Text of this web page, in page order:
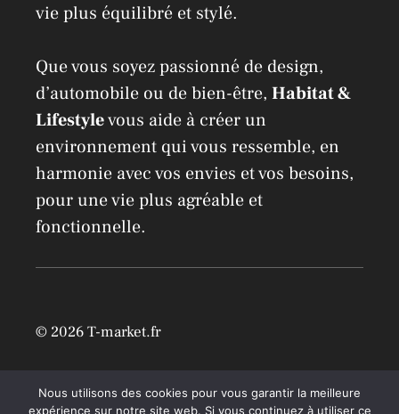
vie plus équilibré et stylé.
Que vous soyez passionné de design,
d’automobile ou de bien-être, Habitat &
Lifestylevous aide à créer un
environnement qui vous ressemble, en
harmonie avec vos envies et vos besoins,
pour une vie plus agréable et
fonctionnelle.
© 2026 T-market.fr
Nous utilisons des cookies pour vous garantir la meilleure
expérience sur notre site web. Si vous continuez à utiliser ce